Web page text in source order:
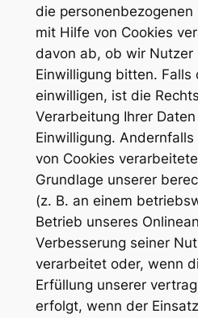
die
mit Hilfe von Cookies
davon ab, ob wir Nutzer
Einwilligung bitten. Falls
einwilligen, ist die
Verarbeitung Ihrer
Einwilligung.
von Cookies
Grundlage unserer
(z. B. an einem
Betrieb unseres
Verbesserung seiner
verarbeitet oder, wenn
Erfüllung unserer
erfolgt, wenn der